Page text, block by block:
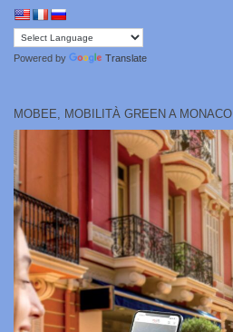
Powered by Translate
MOBEE, MOBILITÀ GREEN A MONACO